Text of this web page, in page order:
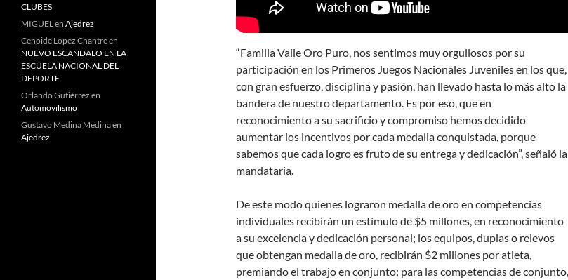
“Familia Valle Oro Puro, nos sentimos muy orgullosos por su
participación en los Primeros Juegos Nacionales Juveniles en los que,
con gran esfuerzo, disciplina y pasión, han llevado hasta lo más alto la
bandera de nuestro departamento. Es por eso, que en
reconocimiento a su sacrificio y compromiso hemos decidido
aumentar los incentivos por cada medalla conquistada, porque
sabemos que cada logro es fruto de su entrega y dedicación”, señaló la
mandataria.
De este modo quienes lograron medalla de oro en competencias
individuales recibirán un estímulo de $5 millones, en reconocimiento
a su excelencia y dedicación personal; los equipos, duplas o relevos
que obtengan medalla de oro, recibirán $2 millones por atleta,
premiando el trabajo en conjunto; para las competencias de conjunto,
CLUBES
MIGUELen Ajedrez
Cenoide Lopez Chantreen
NUEVO ESCANDALO EN LA
ESCUELA NACIONAL DEL
DEPORTE
Orlando Gutiérrez en
Automovilismo
Gustavo Medina Medinaen
Ajedrez